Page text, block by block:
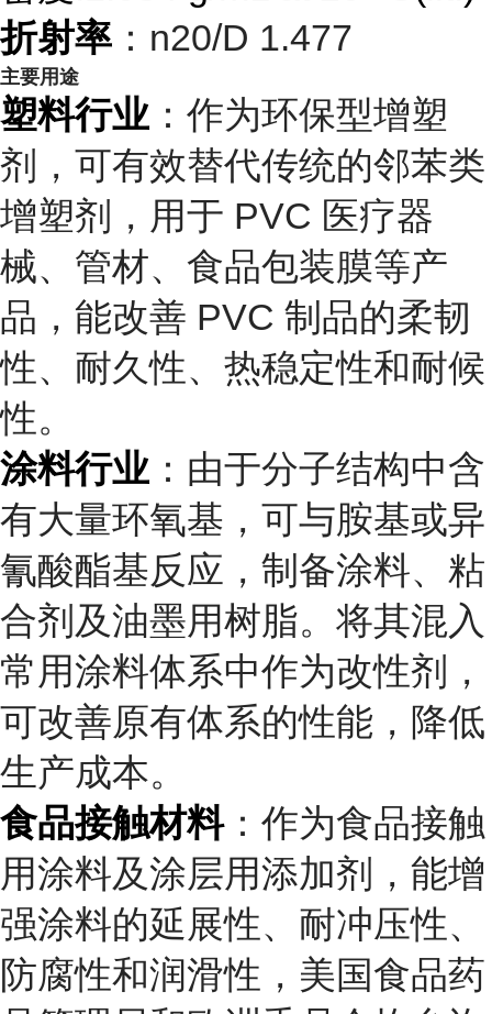
折射率 ：n20/D 1.477
主要用途
塑料行业 ：作为环保型增塑
剂，可有效替代传统的邻苯类
增塑剂，用于 PVC 医疗器
械、管材、食品包装膜等产
品，能改善 PVC 制品的柔韧
性、耐久性、热稳定性和耐候
性。
涂料行业 ：由于分子结构中含
有大量环氧基，可与胺基或异
氰酸酯基反应，制备涂料、粘
合剂及油墨用树脂。将其混入
常用涂料体系中作为改性剂，
可改善原有体系的性能，降低
生产成本。
食品接触材料：作为食品接触
用涂料及涂层用添加剂，能增
强涂料的延展性、耐冲压性、
防腐性和润滑性，美国食品药